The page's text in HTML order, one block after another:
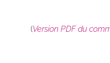
(Version PDF du